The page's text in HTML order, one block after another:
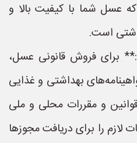
عسل شما با کیفیت بالا و
است.
برای فروش قانونی عسل،
بهداشتی و غذایی
و مقررات محلی و ملی
لازم را برای دریافت مجوزها